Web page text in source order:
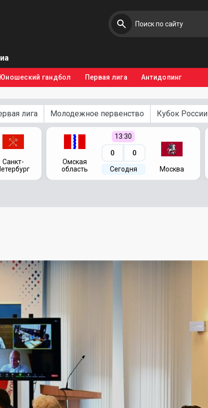
гандбол Первая лига Антидопинг
лига Молодежное первенство Кубок России
Санкт-
Омская
область
13:30
0 0
Сегодня Москва